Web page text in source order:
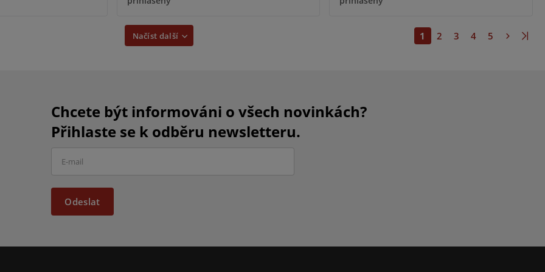
Načíst další 1 2 3 4 5
Chcete být informováni o všech novinkách?
Přihlaste se k odběru newsletteru.
Odeslat